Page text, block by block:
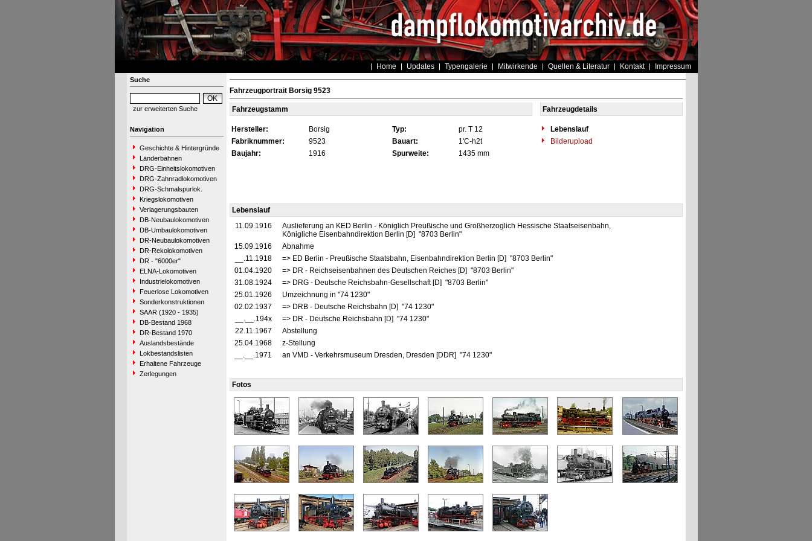
Home Updates Typengalerie Mitwirkende Quellen & Literatur Kontakt Impressum
Suche
zur erweiterten Suche
Navigation
Geschichte & Hintergründe
Länderbahnen
DRG-Einheitslokomotiven
DRG-Zahnradlokomotiven
DRG-Schmalspurlok.
Kriegslokomotiven
Verlagerungsbauten
DB-Neubaulokomotiven
DB-Umbaulokomotiven
DR-Neubaulokomotiven
DR-Rekolokomotiven
DR - "6000er"
ELNA-Lokomotiven
Industrielokomotiven
Feuerlose Lokomotiven
Sonderkonstruktionen
SAAR (1920 - 1935)
DB-Bestand 1968
DR-Bestand 1970
Auslandsbestände
Lokbestandslisten
Erhaltene Fahrzeuge
Zerlegungen
Fahrzeugportrait Borsig 9523
Fahrzeugstamm Fahrzeugdetails
Hersteller: Borsig Typ: pr. T 12
Lebenslauf
Fabriknummer:
9523 Bauart: 1'C-h2t
Bilderupload
Baujahr:
1916 Spurweite: 1435 mm
Lebenslauf
11.09.1916
Auslieferung an KED Berlin - Königlich Preußische und Großherzoglich Hessische Staatseisenbahn,
Königliche Eisenbahndirektion Berlin [D] "8703 Berlin"
15.09.1916
Abnahme
__.11.1918
=> ED Berlin - Preußische Staatsbahn, Eisenbahndirektion Berlin [D] "8703 Berlin"
01.04.1920
=> DR - Reichseisenbahnen des Deutschen Reiches [D] "8703 Berlin"
31.08.1924
=> DRG - Deutsche Reichsbahn-Gesellschaft [D] "8703 Berlin"
25.01.1926
Umzeichnung in "74 1230"
02.02.1937
=> DRB - Deutsche Reichsbahn [D] "74 1230"
__.__.194x
=> DR - Deutsche Reichsbahn [D] "74 1230"
22.11.1967
Abstellung
25.04.1968
z-Stellung
__.__.1971
an VMD - Verkehrsmuseum Dresden, Dresden [DDR] "74 1230"
Fotos